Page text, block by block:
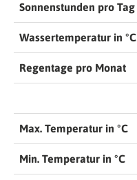
Sonnenstunden pro Tag
Wassertemperatur in °C
Regentage pro Monat
Max. Temperatur in °C
Min. Temperatur in °C